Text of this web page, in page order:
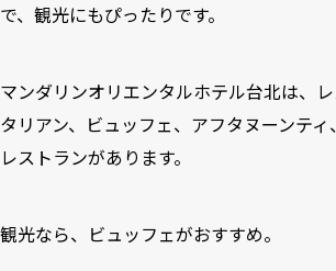
で、観光にもぴったりです。
マンダリンオリエンタルホテル台北は、
タリアン、ビュッフェ、アフタヌーンテ
レストランがあります。
観光なら、ビュッフェがおすすめ。